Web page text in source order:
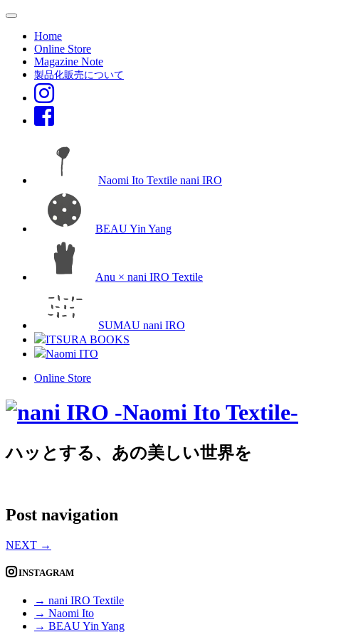
Home
Online Store
Magazine Note
製品化販売について
Naomi Ito Textile nani IRO
BEAU Yin Yang
Anu × nani IRO Textile
SUMAU nani IRO
ITSURA BOOKS
Naomi ITO
Online Store
ハッとする、あの美しい世界を
Post navigation
NEXT →
INSTAGRAM
→ nani IRO Textile
→ Naomi Ito
→ BEAU Yin Yang